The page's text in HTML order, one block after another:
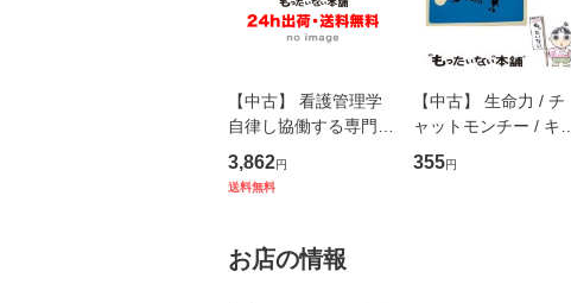
【中古】 看護管理学
自律し協働する専門職
の看護マネジメントス
キル 改訂第3版 (看護
堂 [単行
3,862円
送料無料
【中古】 生命力 / チ
ャットモンチー / キュ
ーンレコード [CD]
【メール便送料無料】
355円
お店の情報